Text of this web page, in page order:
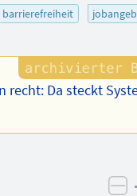
barrierefreiheit
recht: Da steckt